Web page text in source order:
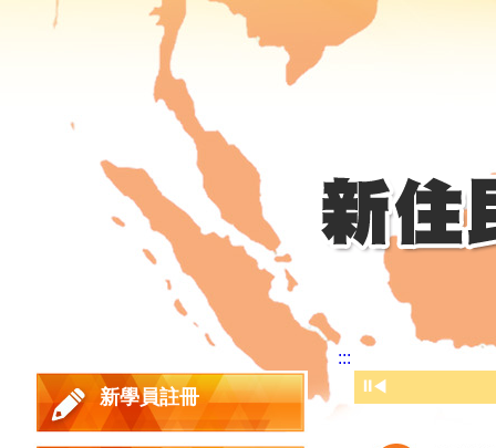
新學員註冊
:::
⏸◀